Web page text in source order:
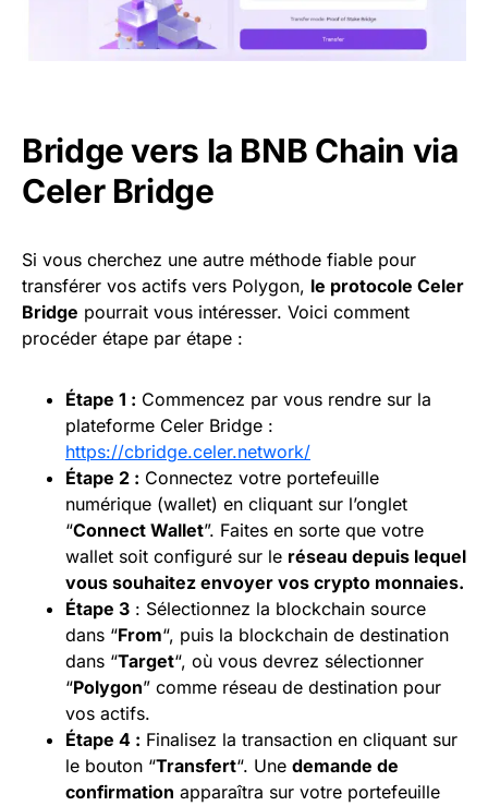
Bridge vers la BNB Chain via
Celer Bridge
Si vous cherchez une autre méthode fiable pour
transférer vos actifs vers Polygon, le protocole Celer
Bridge pourrait vous intéresser. Voici comment
procéder étape par étape :
Étape 1 : Commencez par vous rendre sur la
plateforme Celer Bridge :
https://cbridge.celer.network/
Étape 2 : Connectez votre portefeuille
numérique (wallet) en cliquant sur l’onglet
“Connect Wallet”. Faites en sorte que votre
wallet soit configuré sur le réseau depuis lequel
vous souhaitez envoyer vos crypto monnaies.
Étape 3 : Sélectionnez la blockchain source
dans “From“, puis la blockchain de destination
dans “Target“, où vous devrez sélectionner
“Polygon” comme réseau de destination pour
vos actifs.
Étape 4 : Finalisez la transaction en cliquant sur
le bouton “Transfert“. Une demande de
confirmation apparaîtra sur votre portefeuille